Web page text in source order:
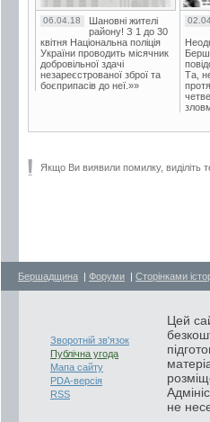
06.04.18
Шановні жителі
району! З 1 до 30
квітня Національна поліція
України проводить місячник
добровільної здачі
незареєстрованої зброї та
боєприпасів до неї.»»
Та,
Якщо Ви виявили помилку, виділіть
Бершадщина | Форуми | Сторінками
Зворотній зв'язок
Публічна угода
Мапа сайту
PDA-версія
RSS
Цей
не